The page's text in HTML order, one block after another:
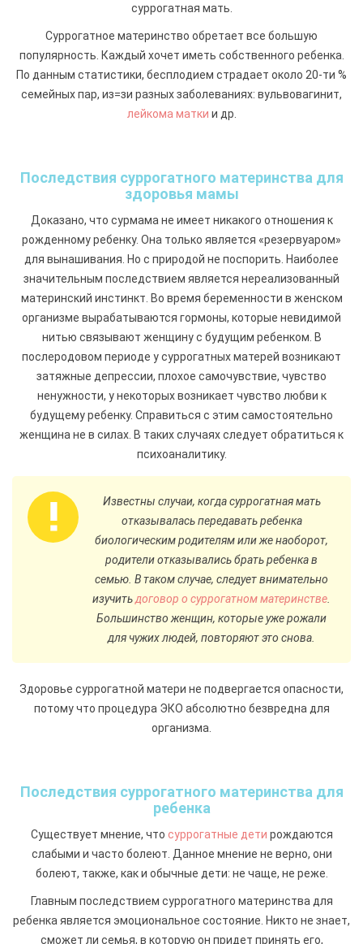
суррогатная мать.
Суррогатное материнство обретает все большую
популярность. Каждый хочет иметь собственного ребенка.
По данным статистики, бесплодием страдает около 20-ти %
семейных пар, из=зи разных заболеваниях: вульвовагинит,
лейкома матки и др.
Последствия суррогатного материнства для
здоровья мамы
Доказано, что сурмама не имеет никакого отношения к
рожденному ребенку. Она только является «резервуаром»
для вынашивания. Но с природой не поспорить. Наиболее
значительным последствием является нереализованный
материнский инстинкт. Во время беременности в женском
организме вырабатываются гормоны, которые невидимой
нитью связывают женщину с будущим ребенком. В
послеродовом периоде у суррогатных матерей возникают
затяжные депрессии, плохое самочувствие, чувство
ненужности, у некоторых возникает чувство любви к
будущему ребенку. Справиться с этим самостоятельно
женщина не в силах. В таких случаях следует обратиться к
психоаналитику.
Известны случаи, когда суррогатная мать
отказывалась передавать ребенка
биологическим родителям или же наоборот,
родители отказывались брать ребенка в
семью. В таком случае, следует внимательно
изучитьдоговор о суррогатном материнстве
Большинство женщин, которые уже рожали
для чужих людей, повторяют это снова.
Здоровье суррогатной матери не подвергается опасности,
потому что процедура ЭКО абсолютно безвредна для
организма.
Последствия суррогатного материнства для
ребенка
Существует мнение, что суррогатные дети рождаются
слабыми и часто болеют. Данное мнение не верно, они
болеют, также, как и обычные дети: не чаще, не реже.
Главным последствием суррогатного материнства для
ребенка является эмоциональное состояние. Никто не знает,
сможет ли семья, в которую он придет принять его,